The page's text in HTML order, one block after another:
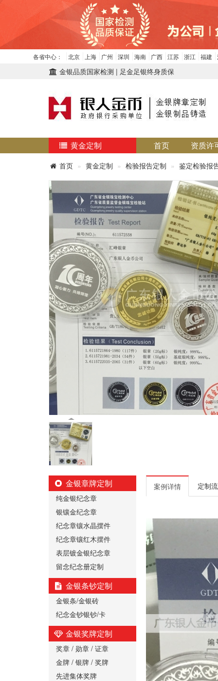
各省中心： 北京 上海 广州 深圳 海南 广西 江苏 浙江 福建
金银品质国家检测 | 足金足银终身质保
黄金定制 首页 资质许
首页 黄金定制 检验报告定制 鉴定检验报
金银章牌定制
纯金银纪念章
银镶金纪念章
纪念章镶水晶摆件
纪念章镶红木摆件
表层镀金银纪念章
留念纪念册定制
金银条钞定制
金银条/金银砖
纪念金钞银钞/卡
金银奖牌定制
奖章 / 勋章 / 证章
金牌 / 银牌 / 奖牌
先进集体奖牌
案例详情 定制